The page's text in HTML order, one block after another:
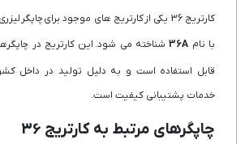
کارتریج 36 یکی از کارتریج های موجود برای چاپگر
با نام 36A
خدمات پشتیبانی کیفیت است.
چاپگرهای مرتبط به کارتریج 36